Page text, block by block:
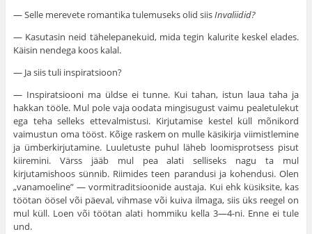
— Selle merevete romantika tulemuseks olid siisInvaliidid?
— Kasutasin neid tähelepanekuid, mida tegin kalurite keskel elades.
Käisin nendega koos kalal.
— Ja siis tuli inspiratsioon?
— Inspiratsiooni ma üldse ei tunne. Kui tahan, istun laua taha ja
hakkan tööle. Mul pole vaja oodata mingisugust vaimu pealetulekut
ega teha selleks ettevalmistusi. Kirjutamise kestel küll mõnikord
vaimustun oma tööst. Kõige raskem on mulle käsikirja viimistlemine
ja ümberkirjutamine. Luuletuste puhul läheb loomisprotsess pisut
kiiremini. Värss jääb mul pea alati selliseks nagu ta mul
kirjutamishoos sünnib. Riimides teen parandusi ja kohendusi. Olen
„vanamoeline” — vormitraditsioonide austaja. Kui ehk küsiksite, kas
töötan öösel või päeval, vihmase või kuiva ilmaga, siis üks reegel on
mul küll. Loen või töötan alati hommiku kella 3—4-ni. Enne ei tule
und.